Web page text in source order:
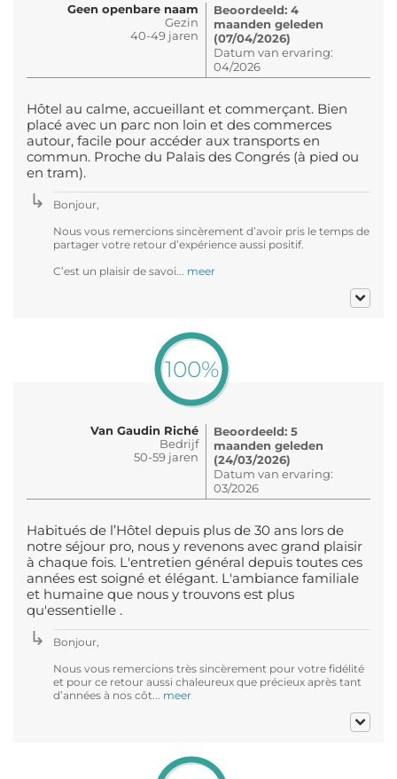
Geen openbare naam
Gezin
40-49 jaren
Beoordeeld: 4
maanden geleden
(07/04/2026)
Datum van ervaring:
04/2026
Hôtel au calme, accueillant et commerçant. Bien
placé avec un parc non loin et des commerces
autour, facile pour accéder aux transports en
commun. Proche du Palais des Congrés (à pied ou
en tram).
Bonjour,
Nous vous remercions sincèrement d’avoir pris le temps de
partager votre retour d’expérience aussi positif.
C’est un plaisir de savoi... meer
100%
Van Gaudin Riché
Bedrijf
50-59 jaren
Beoordeeld: 5
maanden geleden
(24/03/2026)
Datum van ervaring:
03/2026
Habitués de l’Hôtel depuis plus de 30 ans lors de
notre séjour pro, nous y revenons avec grand plaisir
à chaque fois. L'entretien général depuis toutes ces
années est soigné et élégant. L'ambiance familiale
et humaine que nous y trouvons est plus
qu'essentielle .
Bonjour,
Nous vous remercions très sincèrement pour votre fidélité
et pour ce retour aussi chaleureux que précieux après tant
d’années à nos côt... meer